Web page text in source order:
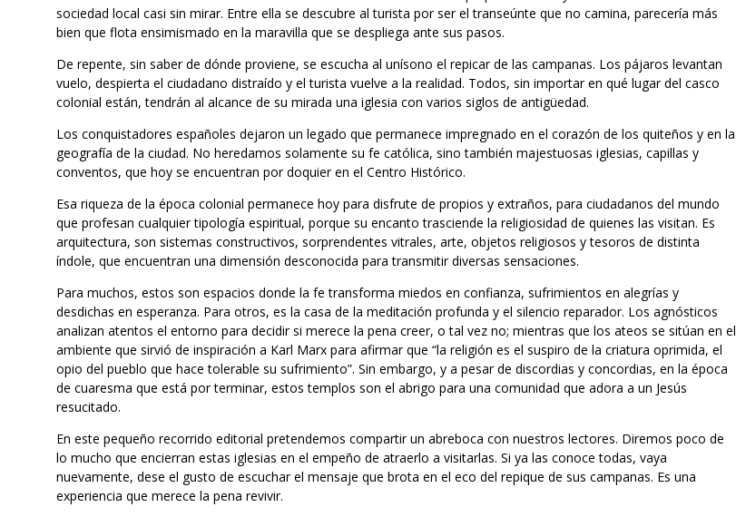
sociedad local casi sin mirar. Entre ella se descubre al turista por ser el transeúnte que no camina, parecería más
bien que flota ensimismado en la maravilla que se despliega ante sus pasos.
De repente, sin saber de dónde proviene, se escucha al unísono el repicar de las campanas. Los pájaros levantan
vuelo, despierta el ciudadano distraído y el turista vuelve a la realidad. Todos, sin importar en qué lugar del casco
colonial están, tendrán al alcance de su mirada una iglesia con varios siglos de antigüedad.
Los conquistadores españoles dejaron un legado que permanece impregnado en el corazón de los quiteños y en la
geografía de la ciudad. No heredamos solamente su fe católica, sino también majestuosas iglesias, capillas y
conventos, que hoy se encuentran por doquier en el Centro Histórico.
Esa riqueza de la época colonial permanece hoy para disfrute de propios y extraños, para ciudadanos del mundo
que profesan cualquier tipología espiritual, porque su encanto trasciende la religiosidad de quienes las visitan. Es
arquitectura, son sistemas constructivos, sorprendentes vitrales, arte, objetos religiosos y tesoros de distinta
índole, que encuentran una dimensión desconocida para transmitir diversas sensaciones.
Para muchos, estos son espacios donde la fe transforma miedos en confianza, sufrimientos en alegrías y
desdichas en esperanza. Para otros, es la casa de la meditación profunda y el silencio reparador. Los agnósticos
analizan atentos el entorno para decidir si merece la pena creer, o tal vez no; mientras que los ateos se sitúan en el
ambiente que sirvió de inspiración a Karl Marx para afirmar que “la religión es el suspiro de la criatura oprimida, el
opio del pueblo que hace tolerable su sufrimiento”. Sin embargo, y a pesar de discordias y concordias, en la época
de cuaresma que está por terminar, estos templos son el abrigo para una comunidad que adora a un Jesús
resucitado.
En este pequeño recorrido editorial pretendemos compartir un abreboca con nuestros lectores. Diremos poco de
lo mucho que encierran estas iglesias en el empeño de atraerlo a visitarlas. Si ya las conoce todas, vaya
nuevamente, dese el gusto de escuchar el mensaje que brota en el eco del repique de sus campanas. Es una
experiencia que merece la pena revivir.